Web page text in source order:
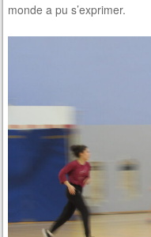
monde a pu s’exprimer.